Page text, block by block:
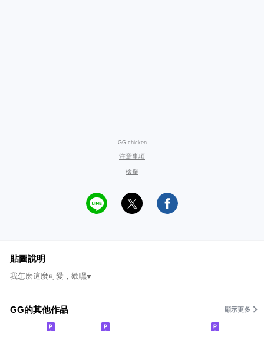
GG chicken
注意事項
檢舉
貼圖說明
我怎麼這麼可愛，欸嘿♥
GG的其他作品 顯示更多